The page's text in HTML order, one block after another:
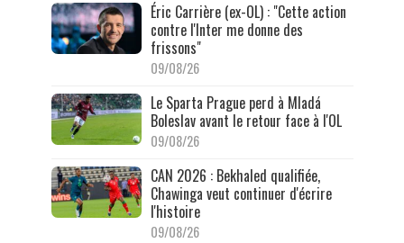
Éric Carrière (ex-OL) : "Cette action
contre l'Inter me donne des
frissons"
09/08/26
Le Sparta Prague perd à Mladá
Boleslav avant le retour face à l'OL
09/08/26
CAN 2026 : Bekhaled qualifiée,
Chawinga veut continuer d'écrire
l'histoire
09/08/26